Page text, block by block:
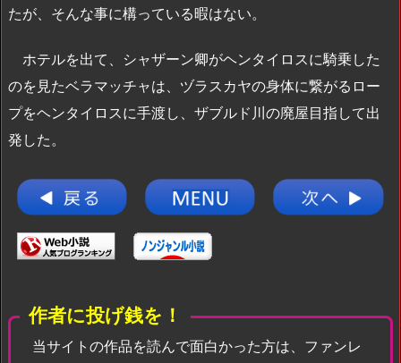
たが、そんな事に構っている暇はない。
ホテルを出て、シャザーン卿がヘンタイロスに騎乗した
のを見たベラマッチャは、ヅラスカヤの身体に繋がるロー
プをヘンタイロスに手渡し、ザブルド川の廃屋目指して出
発した。
作者に投げ銭を！
当サイトの作品を読んで面白かった方は、ファンレ